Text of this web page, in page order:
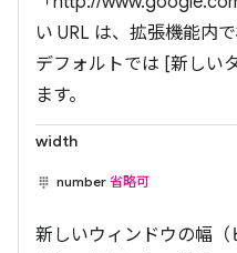
い URL は、拡張機能内
デフォルトでは [新しい
ます。
width
number 省略可
新しいウィンドウの幅